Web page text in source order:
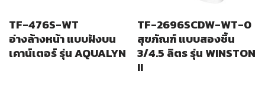
TF-476S-WT
อ่างล้างหน้า แบบฝังบน
เคาน์เตอร์ รุ่น AQUALYN
TF-2696SCDW-WT-0
สุขภัณฑ์ แบบสองชิ้น
3/4.5 ลิตร รุ่น WINSTON
II